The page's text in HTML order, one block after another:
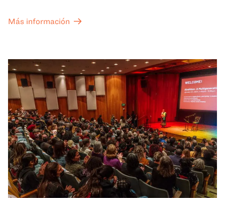
Más información